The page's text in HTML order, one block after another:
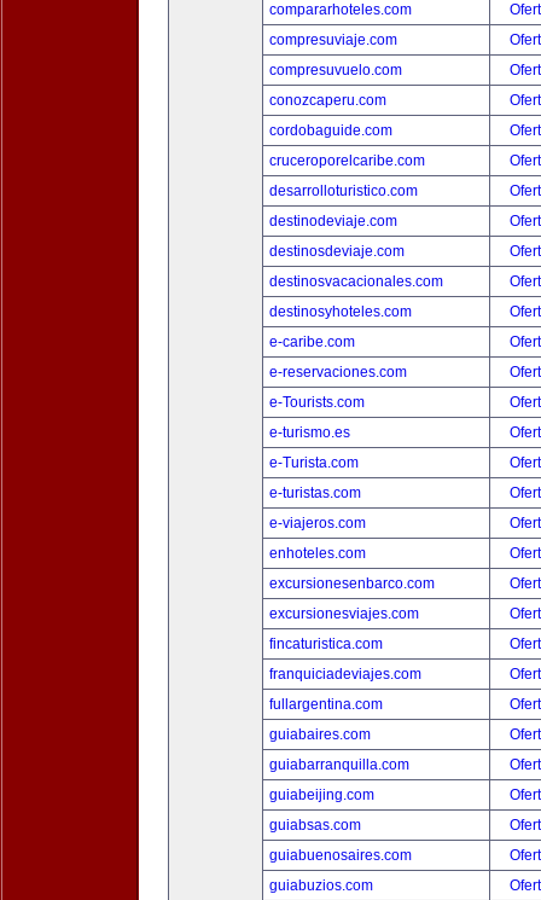
compararhoteles.com
compresuviaje.com
compresuvuelo.com
conozcaperu.com
cordobaguide.com
cruceroporelcaribe.com
desarrolloturistico.com
destinodeviaje.com
destinosdeviaje.com
destinosvacacionales.com
destinosyhoteles.com
e-caribe.com
e-reservaciones.com
e-Tourists.com
e-turismo.es
e-Turista.com
e-turistas.com
e-viajeros.com
enhoteles.com
excursionesenbarco.com
excursionesviajes.com
fincaturistica.com
franquiciadeviajes.com
fullargentina.com
guiabaires.com
guiabarranquilla.com
guiabeijing.com
guiabsas.com
guiabuenosaires.com
guiabuzios.com